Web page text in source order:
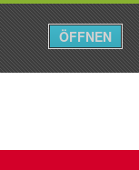
Menü
ÖFFNEN